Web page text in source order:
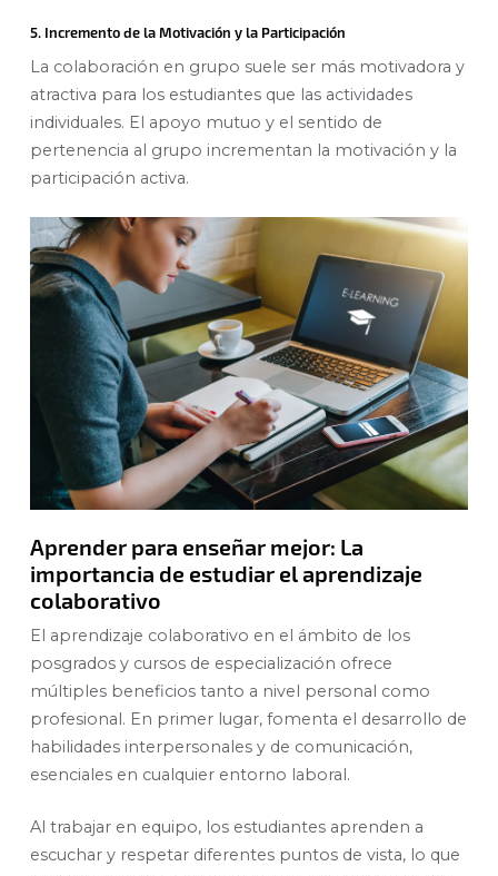
5. Incremento de la Motivación y la Participación
La colaboración en grupo suele ser más motivadora y
atractiva para los estudiantes que las actividades
individuales. El apoyo mutuo y el sentido de
pertenencia al grupo incrementan la motivación y la
participación activa.
Aprender para enseñar mejor: La
importancia de estudiar el aprendizaje
colaborativo
El aprendizaje colaborativo en el ámbito de los
posgrados y cursos de especialización ofrece
múltiples beneficios tanto a nivel personal como
profesional. En primer lugar, fomenta el desarrollo de
habilidades interpersonales y de comunicación,
esenciales en cualquier entorno laboral.
Al trabajar en equipo, los estudiantes aprenden a
escuchar y respetar diferentes puntos de vista, lo que